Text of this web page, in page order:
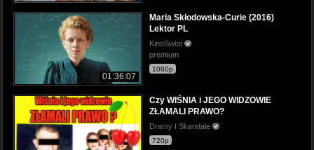
01:36:07
Maria Skłodowska-Curie (2016)
Lektor PL
KinoSwiat
premium
1080p
Czy WIŚNIA i JEGO WIDZOWIE
ZŁAMALI PRAWO?
Dramy I Skandale
720p